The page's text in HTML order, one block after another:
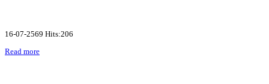
16-07-2569 Hits:206
Read more